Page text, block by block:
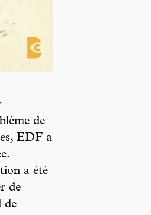
de
EDF a
a été
de
de